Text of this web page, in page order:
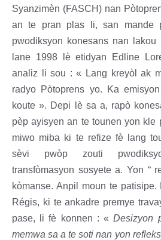
Syanzimèn (FASCH) nan
an te pran plas li, san mande
pwodiksyon konesans nan
lane 1998 lè etidyan Edline
analiz li sou : « Lang kreyòl ak
radyo Pòtoprens yo. Ka
koute ». Depi lè sa a, rapò
pèp ayisyen an te tounen yon kle
miwo miba ki te refize fè lang
sèvi pwòp zouti
transfòmasyon sosyete a. Yon “
kòmanse. Anpil moun te
Régis, ki te ankadre premye
pase, li fè konnen : «Desizyon
memwa sa a te soti nan yon